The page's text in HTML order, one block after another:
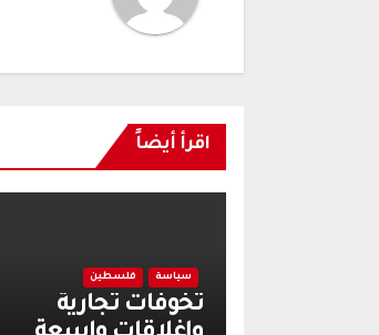
اقرأ أيضاً
سياسة فلسطين
تخوفات تجارية